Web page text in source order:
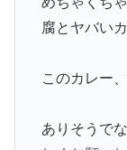
腐とヤバい
このカレー
ありそうで